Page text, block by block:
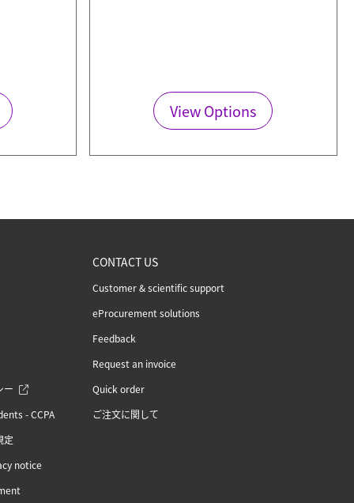
View Options
ー
- CCPA
定
notice
CONTACT US
Customer & scientific support
eProcurement solutions
Feedback
Request an invoice
Quick order
ご注文に関して